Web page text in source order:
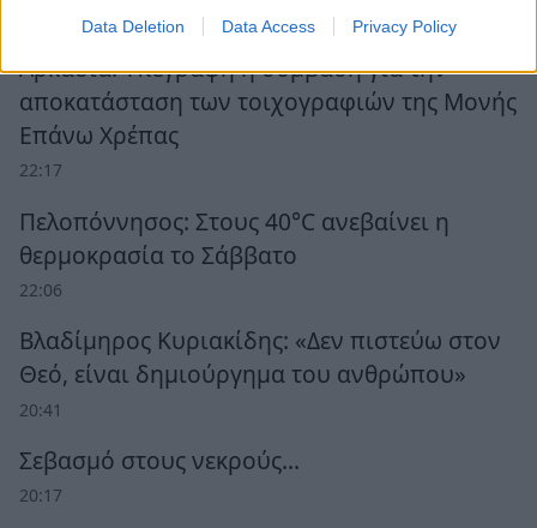
Data Deletion Data Access Privacy Policy
Αρκαδία: Υπεγράφη η σύμβαση για την
αποκατάσταση των τοιχογραφιών της Μονής
Επάνω Χρέπας
22:17
Πελοπόννησος: Στους 40°C ανεβαίνει η
θερμοκρασία το Σάββατο
22:06
Βλαδίμηρος Κυριακίδης: «Δεν πιστεύω στον
Θεό, είναι δημιούργημα του ανθρώπου»
20:41
Σεβασμό στους νεκρούς…
20:17